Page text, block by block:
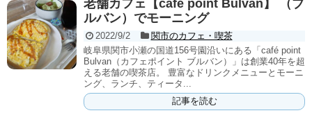
老舗カフェ【café point Bulvan】 （ブ
ルバン）でモーニング
2022/9/2
関市のカフェ・喫茶
岐阜県関市小瀬の国道156号園沿いにある「café point
Bulvan（カフェポイント ブルバン）」は創業40年を超
える老舗の喫茶店。 豊富なドリンクメニューとモーニ
ング、ランチ、ティータ...
記事を読む